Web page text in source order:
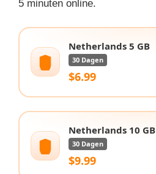
5 minuten online.
Netherlands 5 GB
30 Dagen
$6.99
Netherlands 10 GB
30 Dagen
$9.99